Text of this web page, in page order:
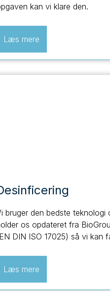
kan vi klare den.
Læs mere
bruger den bedste teknologi
os opdateret fra
DIN ISO 17025) så vi kan
Læs mere